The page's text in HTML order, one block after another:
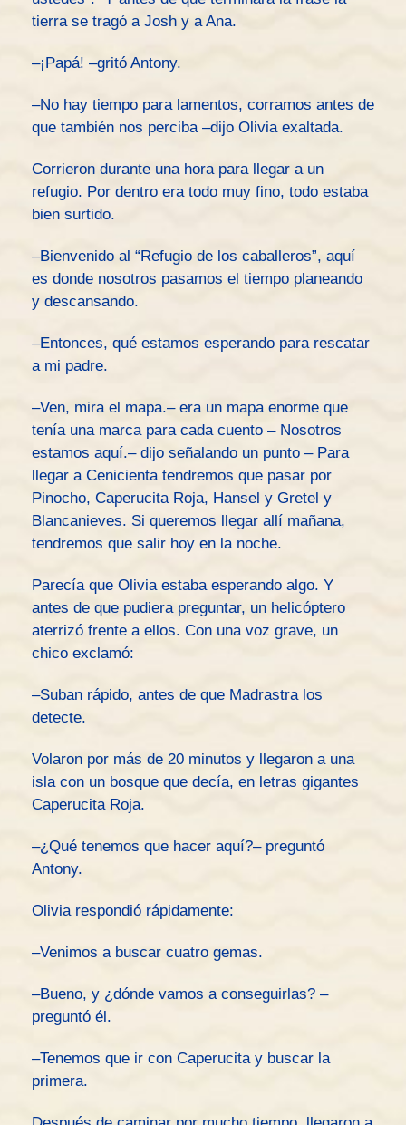
tierra se tragó a Josh y a Ana.
–¡Papá! –gritó Antony.
–No hay tiempo para lamentos, corramos antes de
que también nos perciba –dijo Olivia exaltada.
Corrieron durante una hora para llegar a un
refugio. Por dentro era todo muy fino, todo estaba
bien surtido.
–Bienvenido al “Refugio de los caballeros”, aquí
es donde nosotros pasamos el tiempo planeando
y descansando.
–Entonces, qué estamos esperando para rescatar
a mi padre.
–Ven, mira el mapa.– era un mapa enorme que
tenía una marca para cada cuento – Nosotros
estamos aquí.– dijo señalando un punto – Para
llegar a Cenicienta tendremos que pasar por
Pinocho, Caperucita Roja, Hansel y Gretel y
Blancanieves. Si queremos llegar allí mañana,
tendremos que salir hoy en la noche.
Parecía que Olivia estaba esperando algo. Y
antes de que pudiera preguntar, un helicóptero
aterrizó frente a ellos. Con una voz grave, un
chico exclamó:
–Suban rápido, antes de que Madrastra los
detecte.
Volaron por más de 20 minutos y llegaron a una
isla con un bosque que decía, en letras gigantes
Caperucita Roja.
–¿Qué tenemos que hacer aquí?– preguntó
Antony.
Olivia respondió rápidamente:
–Venimos a buscar cuatro gemas.
–Bueno, y ¿dónde vamos a conseguirlas? –
preguntó él.
–Tenemos que ir con Caperucita y buscar la
primera.